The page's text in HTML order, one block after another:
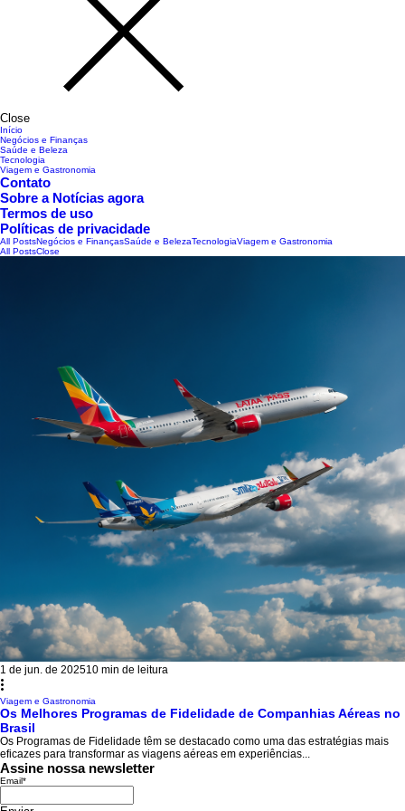
Close
Início
Negócios e Finanças
Saúde e Beleza
Tecnologia
Viagem e Gastronomia
Contato
Sobre a Notícias agora
Termos de uso
Políticas de privacidade
All PostsNegócios e FinançasSaúde e BelezaTecnologiaViagem e Gastronomia
All PostsClose
1 de jun. de 202510 min de leitura
Viagem e Gastronomia
Os Melhores Programas de Fidelidade de Companhias Aéreas no
Brasil
Os Programas de Fidelidade têm se destacado como uma das estratégias mais
eficazes para transformar as viagens aéreas em experiências...
Assine nossa newsletter
Email*